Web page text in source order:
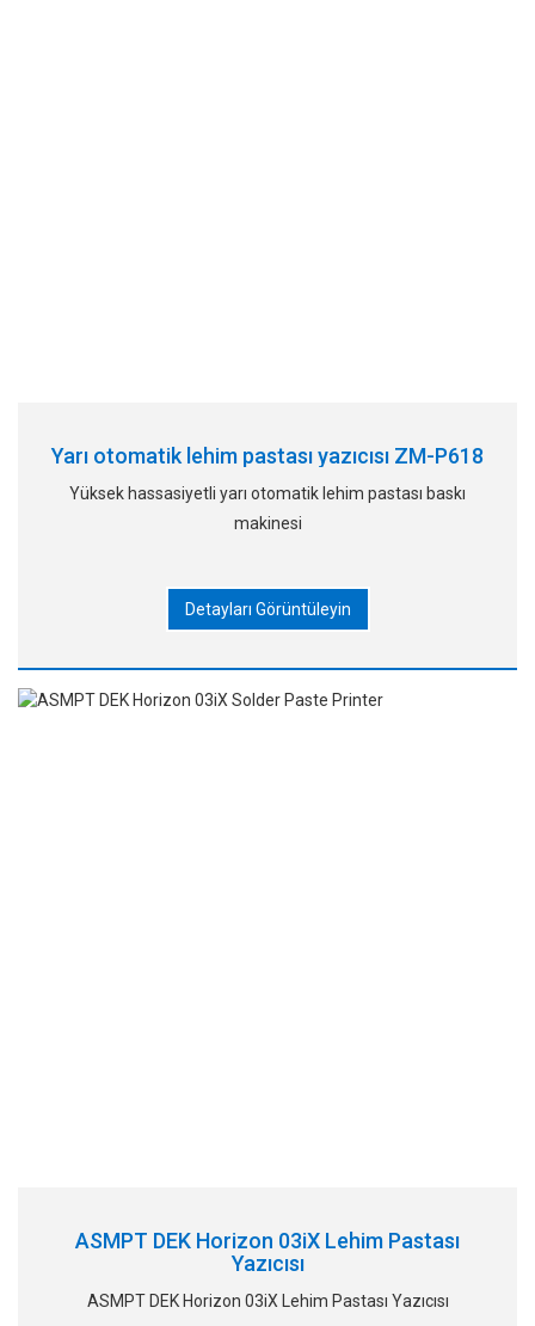
Yarı otomatik lehim pastası yazıcısı ZM-P618
Yüksek hassasiyetli yarı otomatik lehim pastası baskı
makinesi
Detayları Görüntüleyin
ASMPT DEK Horizon 03iX Lehim Pastası
Yazıcısı
ASMPT DEK Horizon 03iX Lehim Pastası Yazıcısı